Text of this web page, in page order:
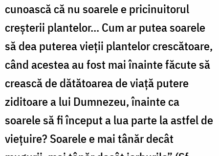
cunoască că nu soarele e pricinuitorul
creşterii plantelor... Cum ar putea soarele
să dea puterea vieţii plantelor crescătoare,
când acestea au fost mai înainte făcute să
crească de dătătoarea de viaţă putere
ziditoare a lui Dumnezeu, înainte ca
soarele să fi început a lua parte la astfel de
vieţuire? Soarele e mai tânăr decât